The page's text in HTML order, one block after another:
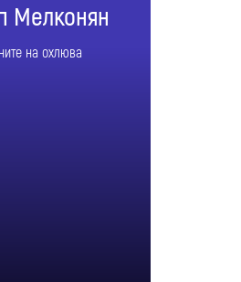
Мелконян
на охлюва